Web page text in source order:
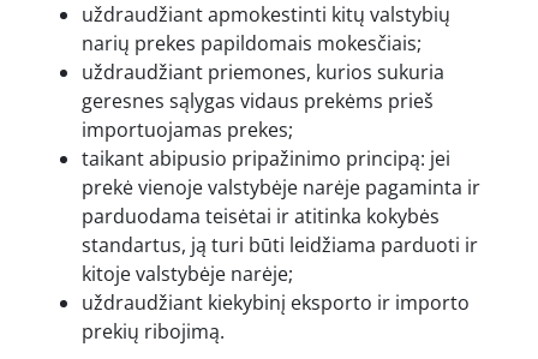
uždraudžiant apmokestinti kitų valstybių
narių prekes papildomais mokesčiais;
uždraudžiant priemones, kurios sukuria
geresnes sąlygas vidaus prekėms prieš
importuojamas prekes;
taikant abipusio pripažinimo principą: jei
prekė vienoje valstybėje narėje pagaminta ir
parduodama teisėtai ir atitinka kokybės
standartus, ją turi būti leidžiama parduoti ir
kitoje valstybėje narėje;
uždraudžiant kiekybinį eksporto ir importo
prekių ribojimą.